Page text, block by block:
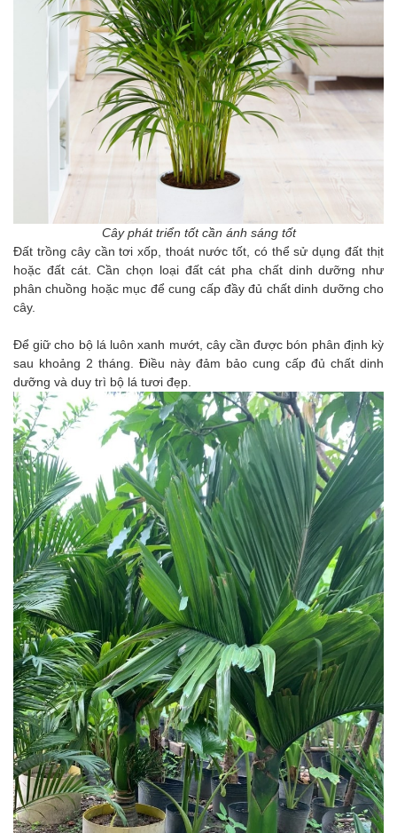
Cây phát triển tốt cần ánh sáng tốt
Đất trồng cây cần tơi xốp, thoát nước tốt, có thể sử dụng đất thịt
hoặc đất cát. Cần chọn loại đất cát pha chất dinh dưỡng như
phân chuồng hoặc mục để cung cấp đầy đủ chất dinh dưỡng cho
cây.
Để giữ cho bộ lá luôn xanh mướt, cây cần được bón phân định kỳ
sau khoảng 2 tháng. Điều này đảm bảo cung cấp đủ chất dinh
dưỡng và duy trì bộ lá tươi đẹp.